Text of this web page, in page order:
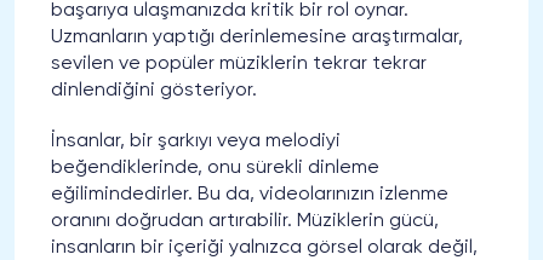
başarıya ulaşmanızda kritik bir rol oynar.
Uzmanların yaptığı derinlemesine araştırmalar,
sevilen ve popüler müziklerin tekrar tekrar
dinlendiğini gösteriyor.
İnsanlar, bir şarkıyı veya melodiyi
beğendiklerinde, onu sürekli dinleme
eğilimindedirler. Bu da, videolarınızın izlenme
oranını doğrudan artırabilir. Müziklerin gücü,
insanların bir içeriği yalnızca görsel olarak değil,